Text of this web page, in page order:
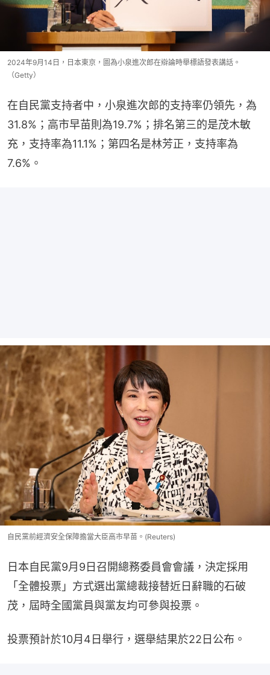
2024年9月14日，日本東京，圖為小泉進次郎在辯論時舉標語發表講話。
（Getty）
在自民黨支持者中，小泉進次郎的支持率仍領先，為
31.8%；高市早苗則為19.7%；排名第三的是茂木敏
充，支持率為11.1%；第四名是林芳正，支持率為
7.6%。
自民黨前經濟安全保障擔當大臣高市早苗。(Reuters)
日本自民黨9月9日召開總務委員會會議，決定採用
「全體投票」方式選出黨總裁接替近日辭職的石破
茂，屆時全國黨員與黨友均可參與投票。
投票預計於10月4日舉行，選舉結果於22日公布。